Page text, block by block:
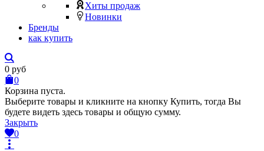
Хиты продаж
Новинки
Бренды
как купить
0 руб
0
Корзина пуста.
Выберите товары и кликните на кнопку Купить, тогда Вы
будете видеть здесь товары и общую сумму.
Закрыть
0